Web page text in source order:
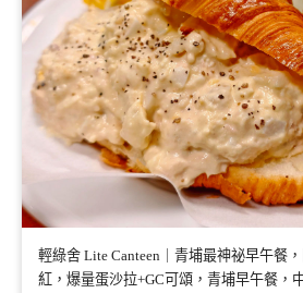
輕綠舍 Lite Canteen｜青埔最神祕早午餐
紅，爆量蛋沙拉+GC可頌，青埔早午餐，